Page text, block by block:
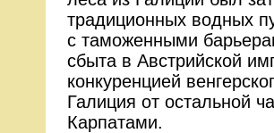
традиционных водных
с таможенными
сбыта в Австрийской
конкуренцией
Галиция от остальной
Карпатами.